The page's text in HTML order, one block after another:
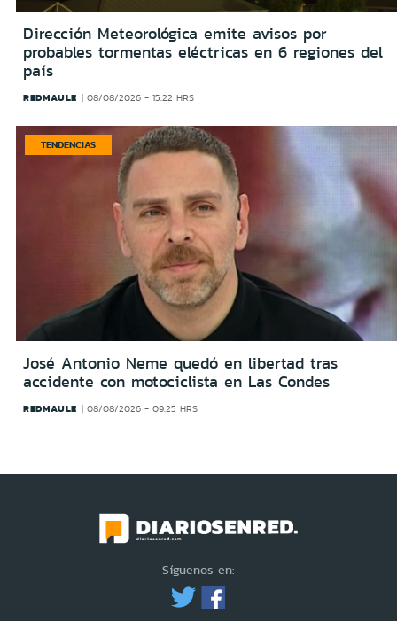
Dirección Meteorológica emite avisos por
probables tormentas eléctricas en 6 regiones del
país
REDMAULE 08/08/2026 - 15:22 HRS
TENDENCIAS
José Antonio Neme quedó en libertad tras
accidente con motociclista en Las Condes
REDMAULE 08/08/2026 - 09:25 HRS
Síguenos en: